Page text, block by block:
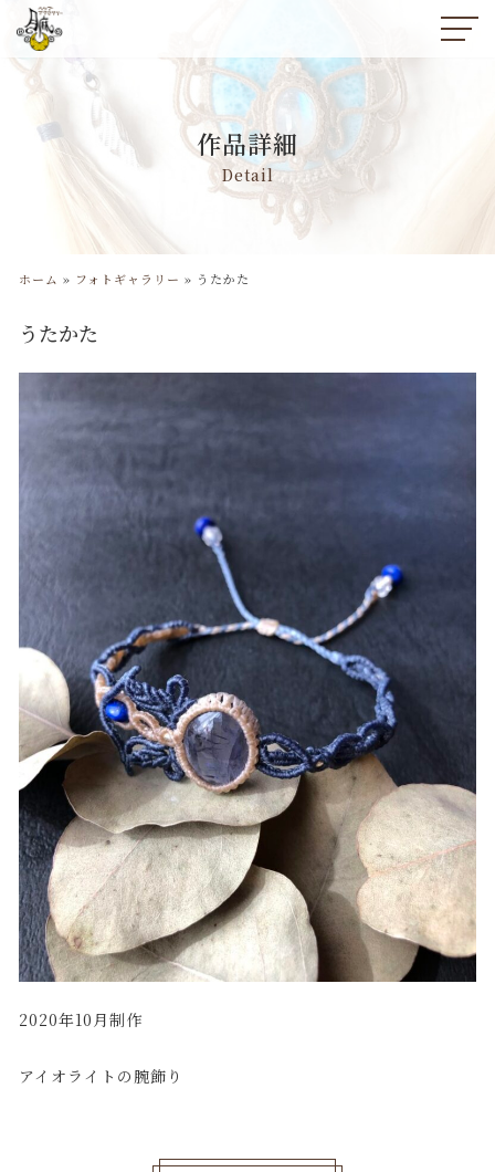
コ
ン
作品詳細
Detail
ホーム » フォトギャラリー » うたかた
うたかた
2020年10月制作
アイオライトの腕飾り